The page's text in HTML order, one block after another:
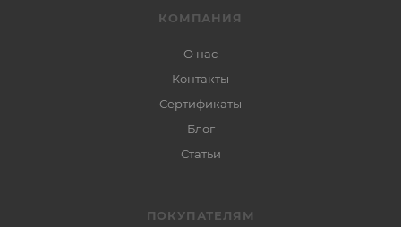
КОМПАНИЯ
О нас
Контакты
Сертификаты
Блог
Статьи
ПОКУПАТЕЛЯМ